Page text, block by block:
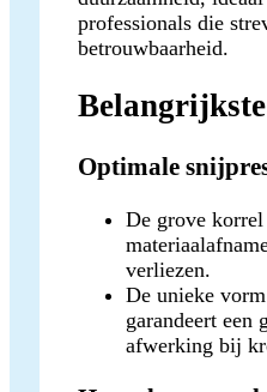
professionals die
betrouwbaarheid.
Optimale
De grove
verliezen.
De unieke
garandeert een
afwerking bij